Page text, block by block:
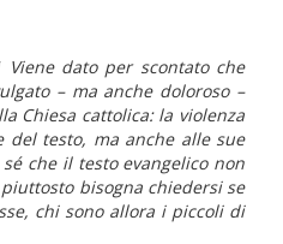
dato per scontato che
– ma anche doloroso –
Chiesa cattolica: la violenza
del testo, ma anche alle sue
che il testo evangelico non
bisogna chiedersi se
chi sono allora i piccoli di